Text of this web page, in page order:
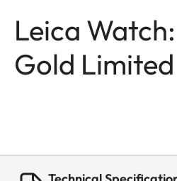
Leica Watch:
Gold